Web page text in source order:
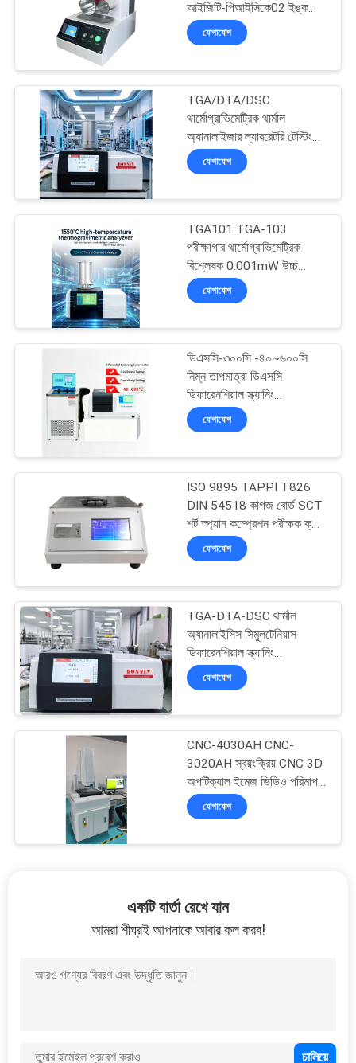
PRIVACY
POLICY
আইজিটি-পিআইসিকে02 ইঙ্ক
প্রিন্টেবিলিটি পিকিং টেস্টার
যোগাযোগ
TGA/DTA/DSC
থার্মোগ্রাভিমেট্রিক থার্মাল
অ্যানালাইজার ল্যাবরেটরি টেস্টিং
ইকুইপমেন্ট
যোগাযোগ
TGA101 TGA-103
পরীক্ষাগার থার্মোগ্রাভিমেট্রিক
বিশ্লেষক 0.001mW উচ্চ
সংবেদনশীলতা সহ
যোগাযোগ
ডিএসসি-৩০০সি -৪০~৬০০সি
নিম্ন তাপমাত্রা ডিএসসি
ডিফারেনশিয়াল স্ক্যানিং
ক্যালোরিমিটার উচ্চ নির্ভুলতার সাথে
যোগাযোগ
ISO 9895 TAPPI T826
DIN 54518 কাগজ বোর্ড SCT
শর্ট স্প্যান কম্প্রেশন পরীক্ষক ক্রাশ
পরীক্ষকযোগাযোগ
TGA-DTA-DSC থার্মাল
অ্যানালাইসিস সিমুলটেনিয়াস
ডিফারেনশিয়াল স্ক্যানিং
ক্যালোরিমিটার OIT থার্মাল
কন্ডাক্টিভিটি সিনক্রোনাস থার্মাল
যোগাযোগ
CNC-4030AH CNC-
3020AH স্বয়ংক্রিয় CNC 3D
অপটিক্যাল ইমেজ ভিডিও পরিমাপ
সিস্টেম ভিডিও পরিমাপ মেশিন
অপটিক্যাল যন্ত্র
যোগাযোগ
একটি বার্তা রেখে যান
আমরা শীঘ্রই আপনাকে আবার কল করব!